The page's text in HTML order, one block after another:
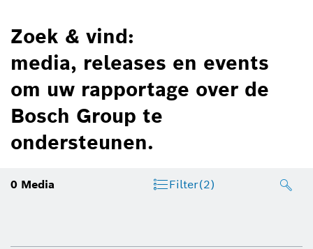
Zoek & vind:
media, releases en events
om uw rapportage over de
Bosch Group te
ondersteunen.
0 Media Filter(2)